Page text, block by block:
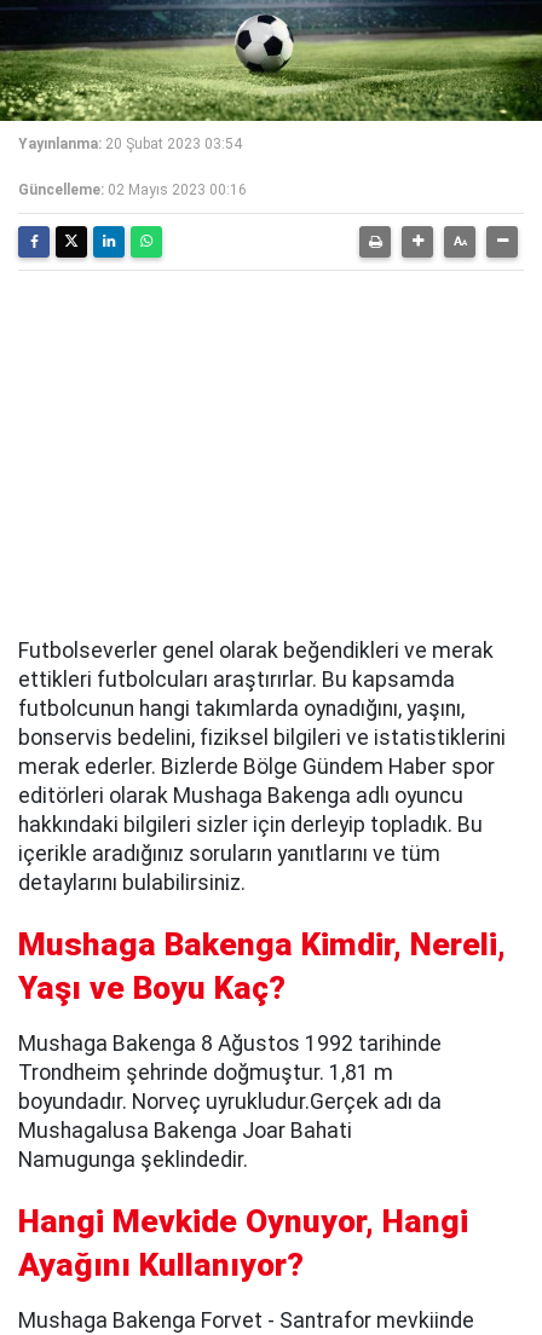
Yayınlanma: 20 Şubat 2023 03:54
Güncelleme: 02 Mayıs 2023 00:16
Futbolseverler genel olarak beğendikleri ve merak
ettikleri futbolcuları araştırırlar. Bu kapsamda
futbolcunun hangi takımlarda oynadığını, yaşını,
bonservis bedelini, fiziksel bilgileri ve istatistiklerini
merak ederler. Bizlerde Bölge Gündem Haber spor
editörleri olarak Mushaga Bakenga adlı oyuncu
hakkındaki bilgileri sizler için derleyip topladık. Bu
içerikle aradığınız soruların yanıtlarını ve tüm
detaylarını bulabilirsiniz.
Mushaga Bakenga Kimdir, Nereli,
Yaşı ve Boyu Kaç?
Mushaga Bakenga 8 Ağustos 1992 tarihinde
Trondheim şehrinde doğmuştur. 1,81 m
boyundadır. Norveç uyrukludur.Gerçek adı da
Mushagalusa Bakenga Joar Bahati
Namugunga şeklindedir.
Hangi Mevkide Oynuyor, Hangi
Ayağını Kullanıyor?
Mushaga Bakenga Forvet - Santrafor mevkiinde